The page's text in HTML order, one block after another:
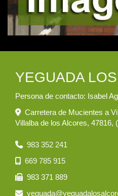
YEGUADA
Persona de contacto: Isabel
Carretera de Mucientes a
Villalba de los Alcores, 47816,
983 352 241
669 785 915
983 371 889
yeguada